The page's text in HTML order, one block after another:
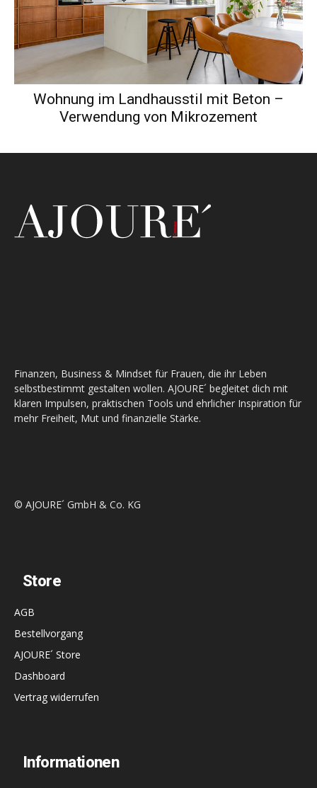
Wohnung im Landhausstil mit Beton –
Verwendung von Mikrozement
Finanzen, Business & Mindset für Frauen, die ihr Leben
selbstbestimmt gestalten wollen. AJOURE´ begleitet dich mit
klaren Impulsen, praktischen Tools und ehrlicher Inspiration für
mehr Freiheit, Mut und finanzielle Stärke.
© AJOURE´ GmbH & Co. KG
Store
AGB
Bestellvorgang
AJOURE´ Store
Dashboard
Vertrag widerrufen
Informationen